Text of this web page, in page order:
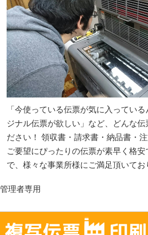
「今使っている伝票が気に入ってい
ジナル伝票が欲しい」など、どんな伝
ださい！ 領収書・請求書・納品書・
ご要望にぴったりの伝票が素早く格
で、様々な事業所様にご満足頂いてお
管理者専用